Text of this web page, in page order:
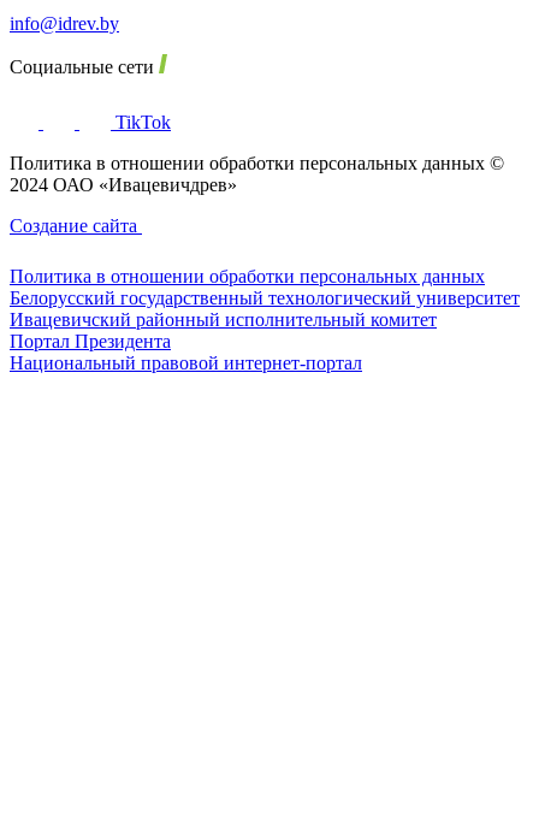
info@idrev.by
Социальные сети
TikTok
Политика в отношении обработки персональных данных ©
2024 ОАО «Ивацевичдрев»
Создание сайта
Политика в отношении обработки персональных данных
Белорусский государственный технологический университет
Ивацевичский районный исполнительный комитет
Портал Президента
Национальный правовой интернет-портал